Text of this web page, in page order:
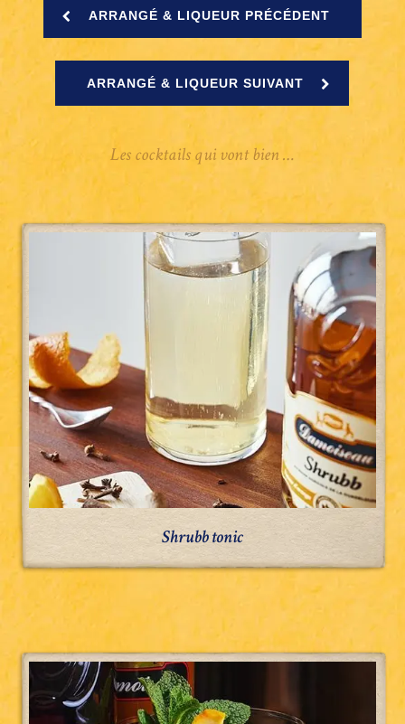
ARRANGÉ & LIQUEUR PRÉCÉDENT
ARRANGÉ & LIQUEUR SUIVANT
Les cocktails qui vont bien …
Shrubb
Shrubb tonic
Mai